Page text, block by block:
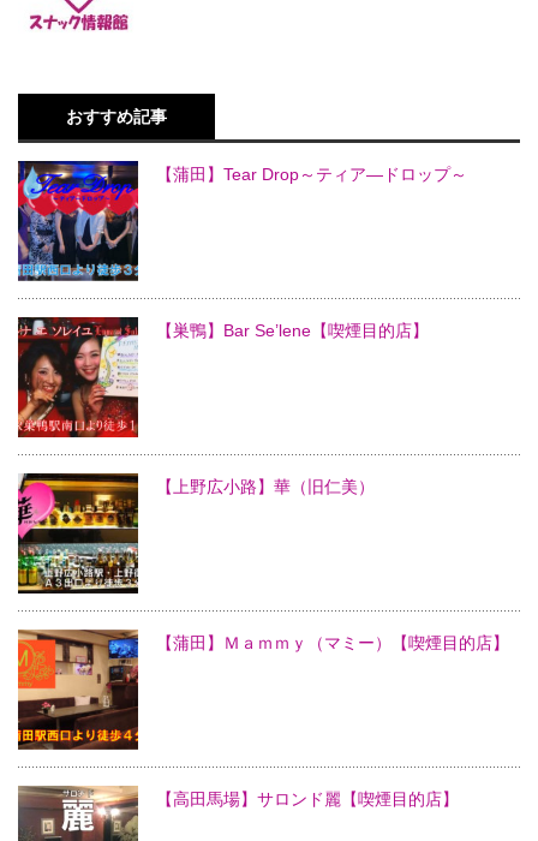
おすすめ記事
【蒲田】Tear Drop～ティア―ドロップ～
【巣鴨】Bar Se’lene【喫煙目的店】
【上野広小路】華（旧仁美）
【蒲田】Ｍａｍｍｙ（マミー）【喫煙目的店】
【高田馬場】サロンド麗【喫煙目的店】